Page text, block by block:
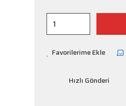
Hızlı Gönderi